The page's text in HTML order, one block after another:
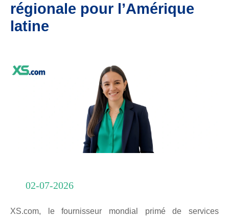
régionale pour l’Amérique
latine
02-07-2026
XS.com, le fournisseur mondial primé de services